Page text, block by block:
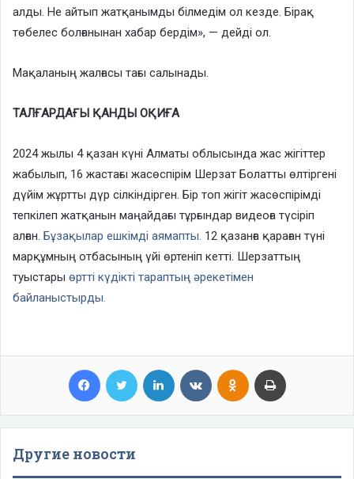
алды. Не айтып жатқанымды білмедім ол кезде. Бірақ
төбелес болғанынан хабар бердім», — дейді ол.
Мақаланың жалғасы тағы салынады.
ТАЛҒАРДАҒЫ ҚАНДЫ ОҚИҒА
2024 жылы 4 қазан күні Алматы облысында жас жігіттер
жабылып, 16 жастағы жасөспірім Шерзат Болатты өлтіргені
дүйім жұртты дүр сілкіндірген. Бір топ жігіт жасөспірімді
тепкілеп жатқанын маңайдағы тұрғындар видеоға түсіріп
алған. Бұзақылар ешкімді аямапты. 12 қазанға қараған түні
марқұмның отбасының үйі өртеніп кетті. Шерзаттың
туыстары өртті күдікті тараптың әрекетімен
байланыстырды.
Facebook Twitter LinkedIn VKontakteOdnoklassniki
Другие новости